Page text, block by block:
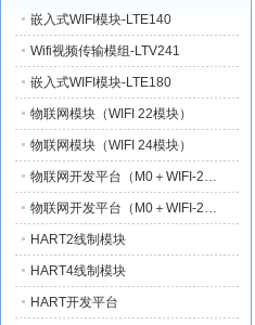
嵌入式WIFI模块-LTE140
Wifi视频传输模组-LTV241
嵌入式WIFI模块-LTE180
物联网模块（WIFI 22模块）
物联网模块（WIFI 24模块）
物联网开发平台（M0＋WIFI-2…
物联网开发平台（M0＋WIFI-2…
HART2线制模块
HART4线制模块
HART开发平台